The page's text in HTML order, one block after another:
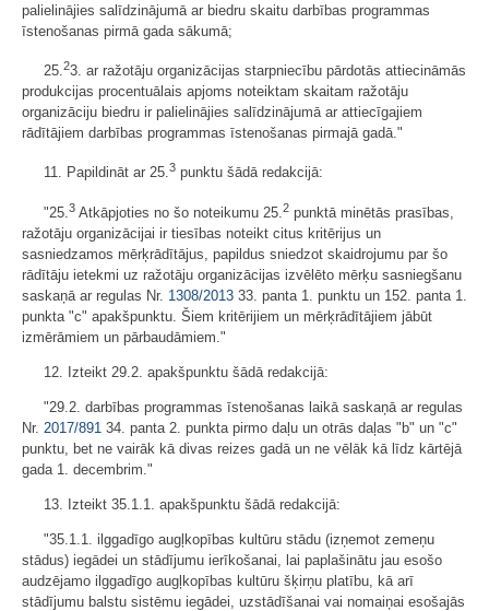
palielinājies salīdzinājumā ar biedru skaitu darbības programmas
īstenošanas pirmā gada sākumā;
25.23. ar ražotāju organizācijas starpniecību pārdotās attiecināmās
produkcijas procentuālais apjoms noteiktam skaitam ražotāju
organizāciju biedru ir palielinājies salīdzinājumā ar attiecīgajiem
rādītājiem darbības programmas īstenošanas pirmajā gadā."
11. Papildināt ar 25.3 punktu šādā redakcijā:
"25. 3 Atkāpjoties no šo noteikumu 25. 2 punktā minētās prasības,
ražotāju organizācijai ir tiesības noteikt citus kritērijus un
sasniedzamos mērķrādītājus, papildus sniedzot skaidrojumu par šo
rādītāju ietekmi uz ražotāju organizācijas izvēlēto mērķu sasniegšanu
saskaņā ar regulas Nr. 1308/2013 33. panta 1. punktu un 152. panta 1.
punkta "c" apakšpunktu. Šiem kritērijiem un mērķrādītājiem jābūt
izmērāmiem un pārbaudāmiem."
12. Izteikt 29.2. apakšpunktu šādā redakcijā:
"29.2. darbības programmas īstenošanas laikā saskaņā ar regulas
Nr. 2017/891 34. panta 2. punkta pirmo daļu un otrās daļas "b" un "c"
punktu, bet ne vairāk kā divas reizes gadā un ne vēlāk kā līdz kārtējā
gada 1. decembrim."
13. Izteikt 35.1.1. apakšpunktu šādā redakcijā:
"35.1.1. ilggadīgo augļkopības kultūru stādu (izņemot zemeņu
stādus) iegādei un stādījumu ierīkošanai, lai paplašinātu jau esošo
audzējamo ilggadīgo augļkopības kultūru šķirņu platību, kā arī
stādījumu balstu sistēmu iegādei, uzstādīšanai vai nomaiņai esošajās